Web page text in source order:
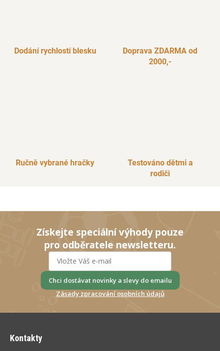
Dodání rychlostí blesku
Doprava ZDARMA od
2000,-
Ručně vybrané hračky
Testováno dětmi a
rodiči
Získejte speciální výhody pouze
pro odběratele newsletteru.
Chci dostávat novinky a slevy do emailu
Zásady zpracování osobních údajů
Kontakty